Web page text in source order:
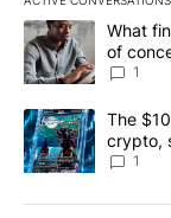
The following is a
A trending article
What
of
1
A trending article
The
crypto,
8
1